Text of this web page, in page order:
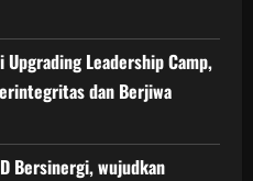
Leadership Camp,
dan Berjiwa
Bersinergi, wujudkan